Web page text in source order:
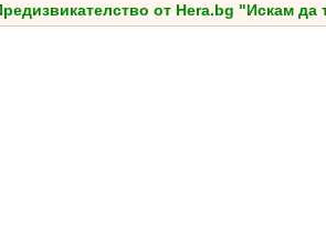
от Hera.bg "Искам да